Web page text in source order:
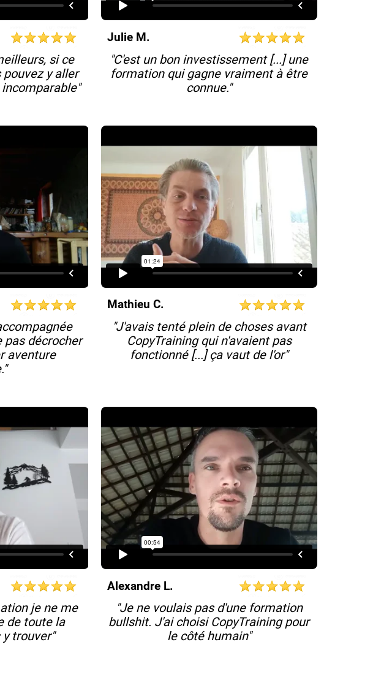
si ce
y aller
Julie M.
"C'est un bon investissement [...] une
formation qui gagne vraiment à être
connue."
pas décrocher
aventure
Mathieu C.
"J'avais tenté plein de choses avant
CopyTraining qui n'avaient pas
fonctionné [...] ça vaut de l'or"
je ne me
de toute la
trouver"
Alexandre L.
"Je ne voulais pas d'une formation
bullshit. J'ai choisi CopyTraining pour
le côté humain"